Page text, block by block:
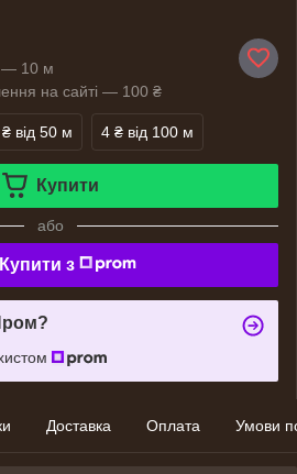
— 10 м
на сайті — 100 ₴
від 50 м 4 ₴ від 100 м
Купити
або
Купити з
Доставка Оплата Умови